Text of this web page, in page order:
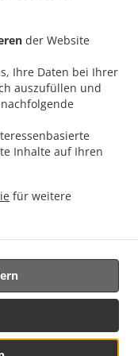
der Website
Ihre Daten bei Ihrer
auszufüllen und
Inhalte auf Ihren
für weitere
Malsburg-Marzell
Fischingen . Indisches Essen
Lörrach Haagen
. Indisches Essen Lieferservice
Lörrach .
Indisches Essen
Binzen
Lieferservice Wittlingen
und App Shop und